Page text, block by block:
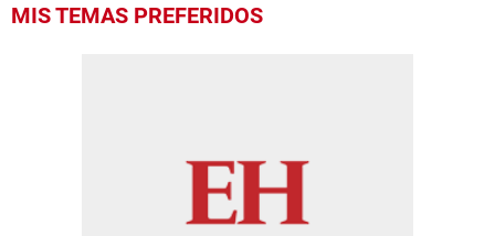
seconds
MIS TEMAS PREFERIDOS